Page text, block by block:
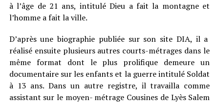
à l’âge de 21 ans, intitulé Dieu a fait la montagne et
l’homme a fait la ville.
D’après une biographie publiée sur son site DIA, il a
réalisé ensuite plusieurs autres courts-métrages dans le
même format dont le plus prolifique demeure un
documentaire sur les enfants et la guerre intitulé Soldat
à 13 ans. Dans un autre registre, il travailla comme
assistant sur le moyen- métrage Cousines de Lyès Salem